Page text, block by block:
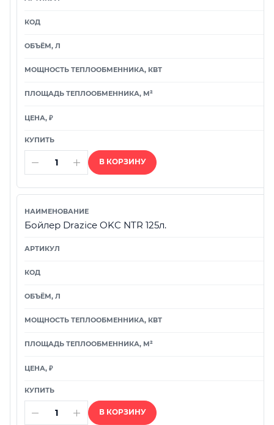
В КОРЗИНУ
Бойлер Drazice OKC NTR 125л.
В КОРЗИНУ